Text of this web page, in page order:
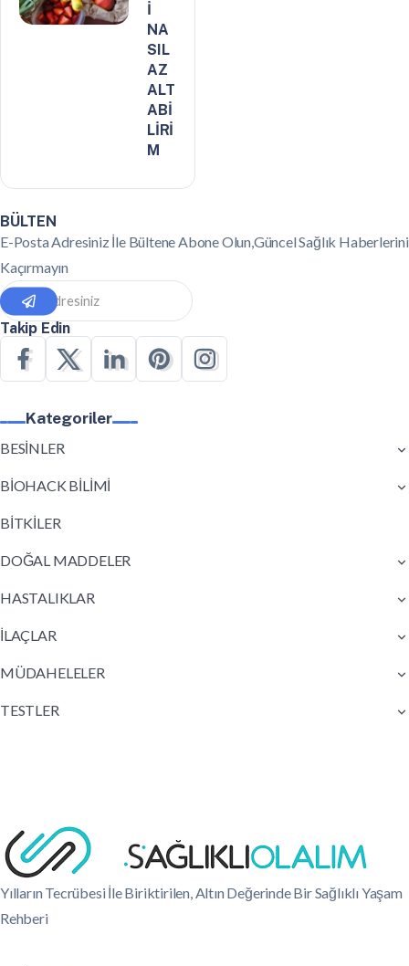
İ
NA
SIL
AZ
ALT
ABİ
LİRİ
M
BÜLTEN
E-Posta Adresiniz İle Bültene Abone Olun,Güncel Sağlık Haberlerini
Kaçırmayın
Takip Edin
Kategoriler
BESİNLER
BİOHACK BİLİMİ
BİTKİLER
DOĞAL MADDELER
HASTALIKLAR
İLAÇLAR
MÜDAHELELER
TESTLER
Yılların Tecrübesi İle Biriktirilen, Altın Değerinde Bir Sağlıklı Yaşam
Rehberi